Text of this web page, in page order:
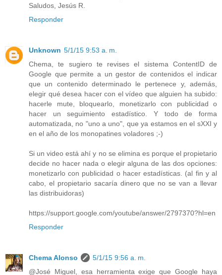
Saludos, Jesús R.
Responder
Unknown 5/1/15 9:53 a. m.
Chema, te sugiero te revises el sistema ContentID de
Google que permite a un gestor de contenidos el indicar
que un contenido determinado le pertenece y, además,
elegir qué desea hacer con el vídeo que alguien ha subido:
hacerle mute, bloquearlo, monetizarlo con publicidad o
hacer un seguimiento estadístico. Y todo de forma
automatizada, no "uno a uno", que ya estamos en el sXXI y
en el año de los monopatines voladores ;-)
Si un video está ahí y no se elimina es porque el propietario
decide no hacer nada o elegir alguna de las dos opciones:
monetizarlo con publicidad o hacer estadísticas. (al fin y al
cabo, el propietario sacaría dinero que no se van a llevar
las distribuidoras)
https://support.google.com/youtube/answer/2797370?hl=en
Responder
Chema Alonso
5/1/15 9:56 a. m.
@José Miguel, esa herramienta exige que Google haya